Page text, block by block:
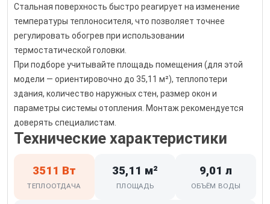
Стальная поверхность быстро реагирует на изменение
температуры теплоносителя, что позволяет точнее
регулировать обогрев при использовании
термостатической головки.
При подборе учитывайте площадь помещения (для этой
модели — ориентировочно до 35,11 м²), теплопотери
здания, количество наружных стен, размер окон и
параметры системы отопления. Монтаж рекомендуется
доверять специалистам.
Технические характеристики
3511 Вт
ТЕПЛООТДАЧА
35,11 м²
ПЛОЩАДЬ
9,01 л
ОБЪЁМ ВОДЫ